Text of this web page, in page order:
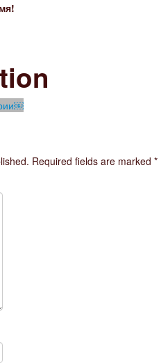
Required fields are marked *